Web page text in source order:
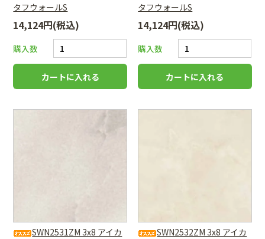
タフウォールS
14,124円(税込)
購入数
タフウォールS
14,124円(税込)
購入数
SWN2531ZM 3x8 アイカ
SWN2532ZM 3x8 アイカ